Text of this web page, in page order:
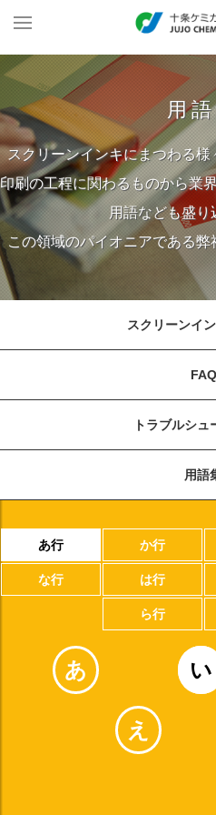
用
スクリーンインキにまつわる様
印刷の工程に関わるものから業
用語なども盛り
この領域のパイオニアである弊
スクリーンイ
FAQ
トラブルシュ
用語
あ行 か行
な行 は行
ら行
あ い
え